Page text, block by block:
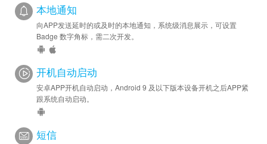
本地通知
向APP发送延时的或及时的本地通知，系统级消息展示，可设置
Badge 数字角标，需二次开发。
开机自动启动
安卓APP开机自动启动，Android 9 及以下版本设备开机之后APP紧
跟系统自动启动。
短信